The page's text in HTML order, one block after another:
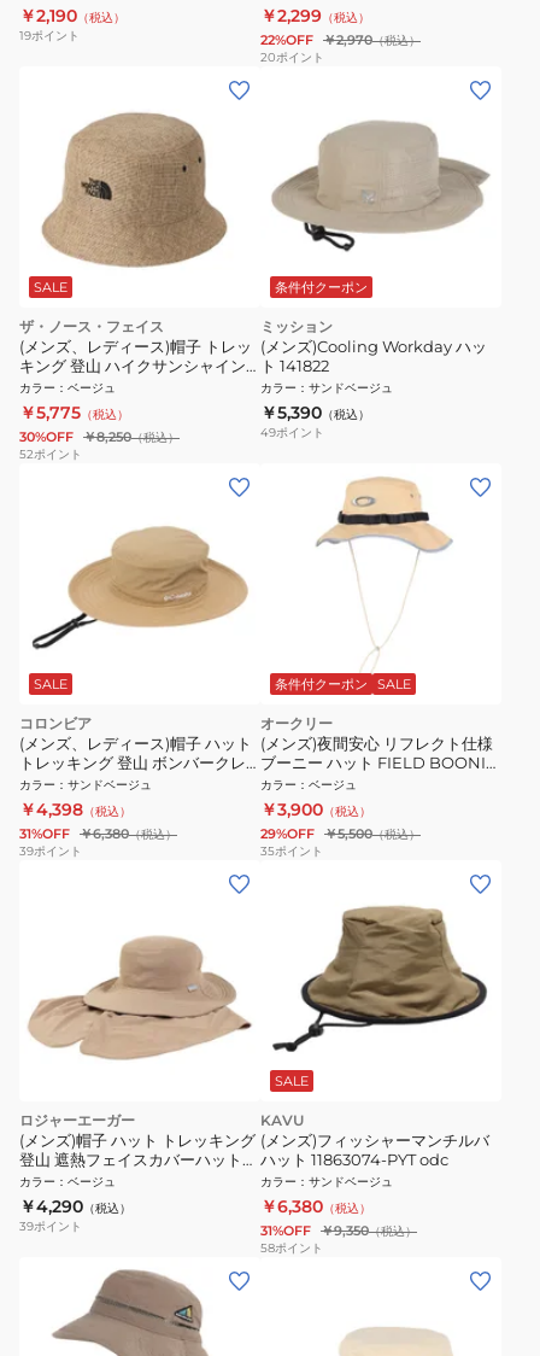
￥2,190 （税込）
19ポイント
￥2,299 （税込）
22%OFF ￥2,970（税込）
20ポイント
SALE
ザ・ノース・フェイス
(メンズ、レディース)帽子 トレッ
キング 登山 ハイクサンシャイン
ハット NN02536 NA
カラー ： ベージュ
￥5,775 （税込）
30%OFF ￥8,250（税込）
52ポイント
条件付クーポン
ミッション
(メンズ)Cooling Workday ハッ
ト 141822
カラー ： サンドベージュ
￥5,390 （税込）
49ポイント
SALE
コロンビア
(メンズ、レディース)帽子 ハット
トレッキング 登山 ボンバークレ
ストピークパッカブルブーニー
PU5767 715
カラー ： サンドベージュ
￥4,398 （税込）
31%OFF ￥6,380（税込）
39ポイント
条件付クーポン SALE
オークリー
(メンズ)夜間安心 リフレクト仕様
ブーニー ハット FIELD BOONIE
FOS901502-5GL
カラー ： ベージュ
￥3,900 （税込）
29%OFF ￥5,500（税込）
35ポイント
ロジャーエーガー
(メンズ)帽子 ハット トレッキング
登山 遮熱フェイスカバーハット
RE26SST5700009 BEG
カラー ： ベージュ
￥4,290 （税込）
39ポイント
SALE
KAVU
(メンズ)フィッシャーマンチルバ
ハット 11863074-PYT odc
カラー ： サンドベージュ
￥6,380 （税込）
31%OFF ￥9,350（税込）
58ポイント